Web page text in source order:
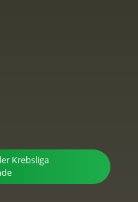
Krebsliga